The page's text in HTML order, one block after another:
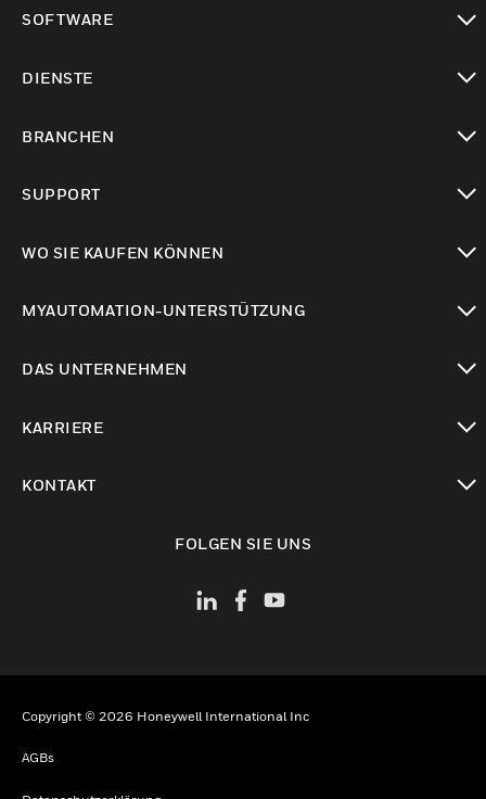
SOFTWARE
DIENSTE
BRANCHEN
SUPPORT
WO SIE KAUFEN KÖNNEN
MYAUTOMATION-UNTERSTÜTZUNG
DAS UNTERNEHMEN
KARRIERE
KONTAKT
FOLGEN SIE UNS
Copyright © 2026 Honeywell International Inc
AGBs